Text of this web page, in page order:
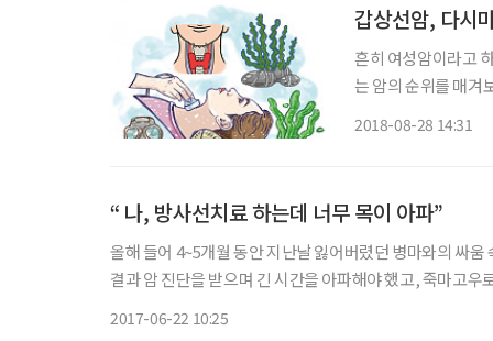
갑상선암, 다시
흔히 여성암이라고
는 암의 순위를 매겨
2018-08-28 14:31
“ 나, 방사선치료 하는데 너무 목이 아파”
올해 들어 4~5개월 동안 지난날 잃어버렸던 병마와의 싸
결과 암 진단을 받으며 긴 시간을 아파해야 했고, 죽마고
2017-06-22 10:25